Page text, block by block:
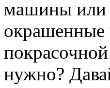
машины или
окрашенные
нужно?